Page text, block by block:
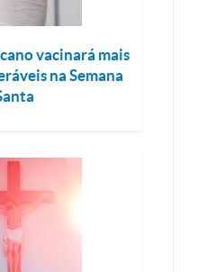
vacinará mais
na Semana